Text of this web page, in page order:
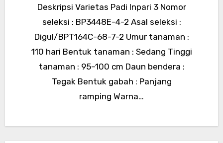
Deskripsi Varietas Padi Inpari 3 Nomor
seleksi : BP3448E-4-2 Asal seleksi :
Digul/BPT164C-68-7-2 Umur tanaman :
110 hari Bentuk tanaman : Sedang Tinggi
tanaman : 95–100 cm Daun bendera :
Tegak Bentuk gabah : Panjang
ramping Warna…